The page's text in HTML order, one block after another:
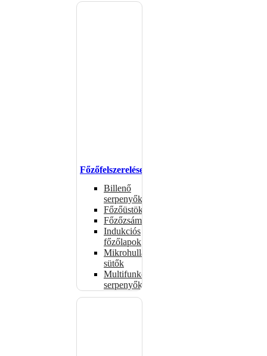
Főzőfelszerelések
Billenő
serpenyők
Főzőüstök
Főzőzsámolyok
Indukciós
főzőlapok
Mikrohullámú
sütők
Multifunkciós
serpenyők